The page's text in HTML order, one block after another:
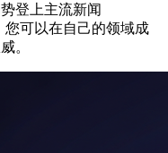
登上主流新闻
您可以在自己的领域成
。